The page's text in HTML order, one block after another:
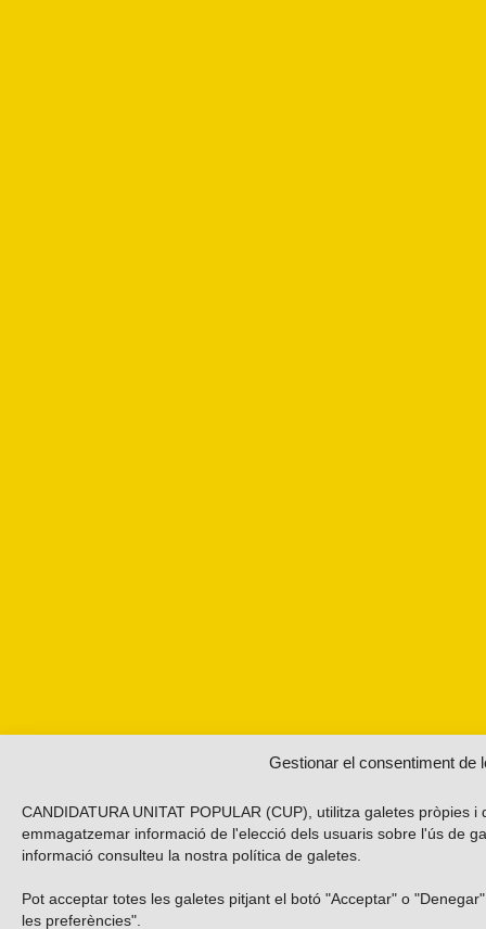
Gestionar el consentiment de
CANDIDATURA UNITAT POPULAR (CUP), utilitza galetes pròpies
emmagatzemar informació de l'elecció dels usuaris sobre l'ús de
informació consulteu la nostra política de galetes
Pot acceptar totes les galetes pitjant el botó "Acceptar" o
les preferències".